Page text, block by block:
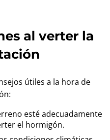
al verter la
útiles a la hora de
esté adecuadamente
el hormigón.